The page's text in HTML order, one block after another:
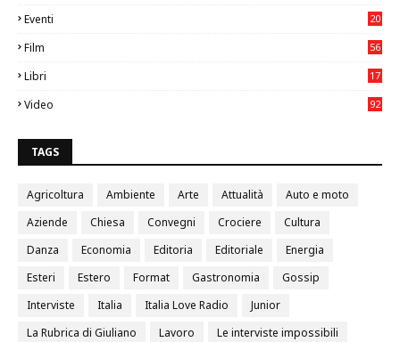
Eventi
20
Film
56
Libri
17
Video
92
TAGS
Agricoltura Ambiente Arte Attualità
Auto e moto
Aziende
Chiesa Convegni Crociere
Cultura
Danza
Economia Editoria Editoriale
Energia
Esteri
Estero Format Gastronomia
Gossip
Interviste
Italia Italia Love Radio
Junior
La Rubrica di Giuliano
Lavoro
Le interviste impossibili